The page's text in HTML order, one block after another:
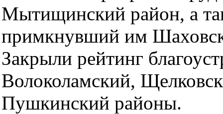
Мытищинский район, а
примкнувший им
Закрыли рейтинг
Волоколамский,
Пушкинский районы.